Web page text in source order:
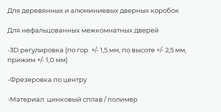
Для деревянных и алюминиевых дверных коробок
Для нефальцованных межкомнатных дверей
-3D регулировка (по гор. +/- 1,5 мм, по высоте +/- 2,5 мм,
прижим +/- 1,0 мм)
-Фрезеровка по центру
-Материал: цинковый сплав / полимер